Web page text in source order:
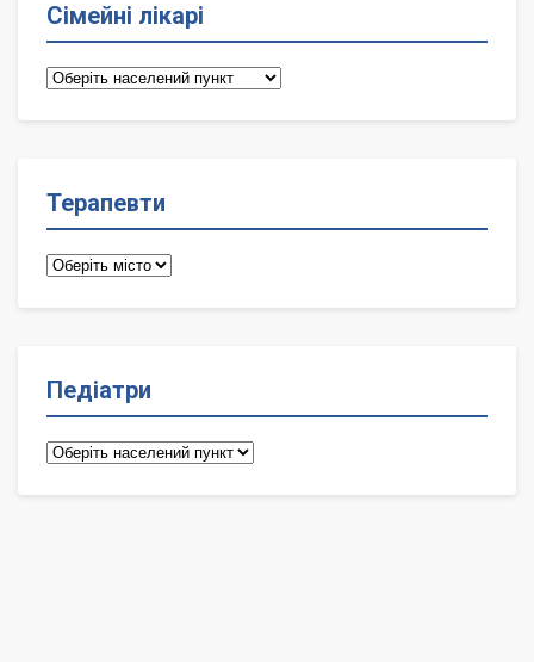
Сімейні лікарі
Сімейні
Терапевти
Терапевти
Педіатри
Педіатри